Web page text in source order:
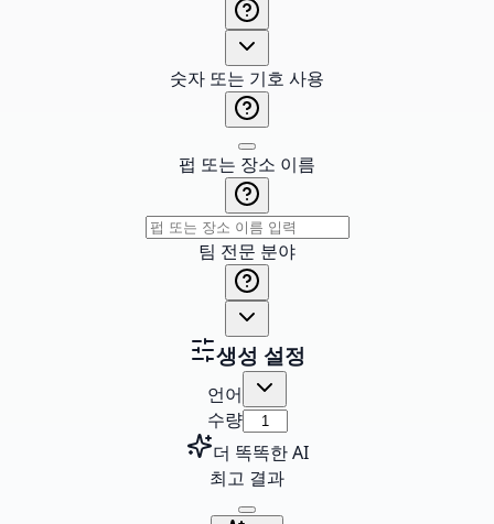
숫자 또는 기호 사용
펍 또는 장소 이름
팀 전문 분야
생성 설정
언어
수량
더 똑똑한 AI
최고 결과